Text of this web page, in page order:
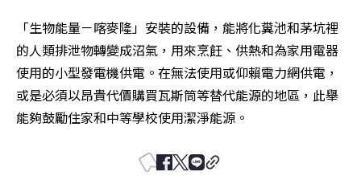
「生物能量－喀麥隆」安裝的設備，能將化糞池和茅坑裡
的人類排泄物轉變成沼氣，用來烹飪、供熱和為家用電器
使用的小型發電機供電。在無法使用或仰賴電力網供電，
或是必須以昂貴代價購買瓦斯筒等替代能源的地區，此舉
能夠鼓勵住家和中等學校使用潔淨能源。